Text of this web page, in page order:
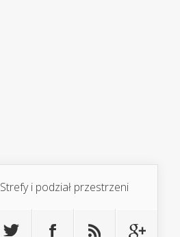
Strefy i podział przestrzeni